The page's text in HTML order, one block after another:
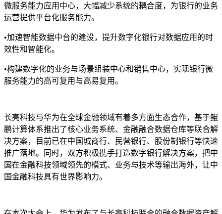
微服务能力应用中心，大幅减少系统的耦合度，为银行的业务
运营提供平台化服务能力。
•加速智能数据中台的建设，提升数字化银行对数据应用的时
效性和智能化。
•构建数字化的业务与场景组装中心和销售中心，实现银行微
服务能力的高可复用与高易复用。
长亮科技与华为在全球金融领域有着多方面生态合作，基于鲲
鹏计算体系推出了核心业务系统、金融融合数据仓库等联合解
决方案，目前已在中国城商行、民营银行、股份制银行等快速
推广落地。同时，双方积极携手打造数字银行解决方案，把中
国在金融科技领域领先的模式、业务与技术等输出海外，让中
国金融科技具有世界影响力。